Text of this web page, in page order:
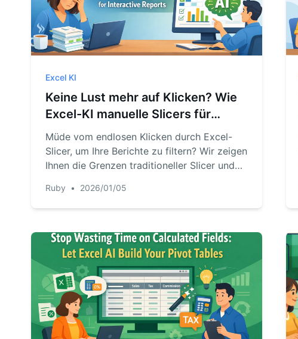
Excel KI
Keine Lust mehr auf Klicken? Wie
Excel-KI manuelle Slicers für
interaktive Berichte ersetzt
Müde vom endlosen Klicken durch Excel-
Slicer, um Ihre Berichte zu filtern? Wir zeigen
Ihnen die Grenzen traditioneller Slicer und
und Diagramme einfach durch Chatten
aufbauen, filtern und aktualisieren kann.
Ruby • 2026/01/05